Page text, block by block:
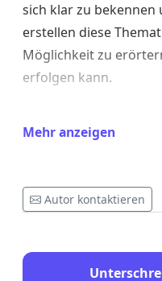
sich klar zu bekennen
erstellen diese
Möglichkeit zu
erfolgen kann.
Gesundheitsbereich
Es kann unserer
nicht eine offizielle
Wir bitten darum,
Mehr anzeigen
Autor kontaktieren